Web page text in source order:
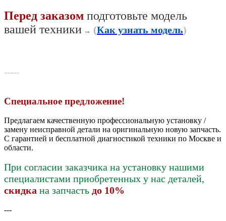
Перед заказом подготовьте модель
вашей техники → (Как узнать модель)
-----
Специальное предложение!
Предлагаем качественную профессиональную установку /
замену неисправной детали на оригинальную новую запчасть.
С гарантией и бесплатной диагностикой техники по Москве и
области.
При согласии заказчика на установку нашими
специалистами приобретенных у нас деталей,
скидка на запчасть до 10%
---